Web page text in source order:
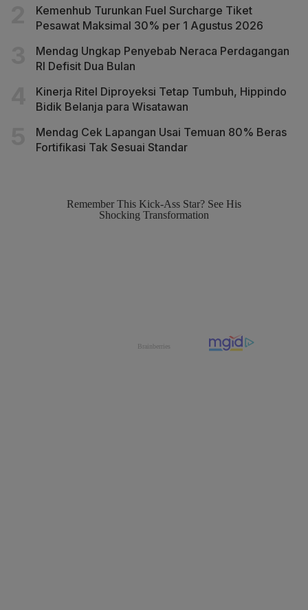
Kemenhub Turunkan Fuel Surcharge Tiket
Pesawat Maksimal 30% per 1 Agustus 2026
Mendag Ungkap Penyebab Neraca Perdagangan
RI Defisit Dua Bulan
Kinerja Ritel Diproyeksi Tetap Tumbuh, Hippindo
Bidik Belanja para Wisatawan
Mendag Cek Lapangan Usai Temuan 80% Beras
Fortifikasi Tak Sesuai Standar